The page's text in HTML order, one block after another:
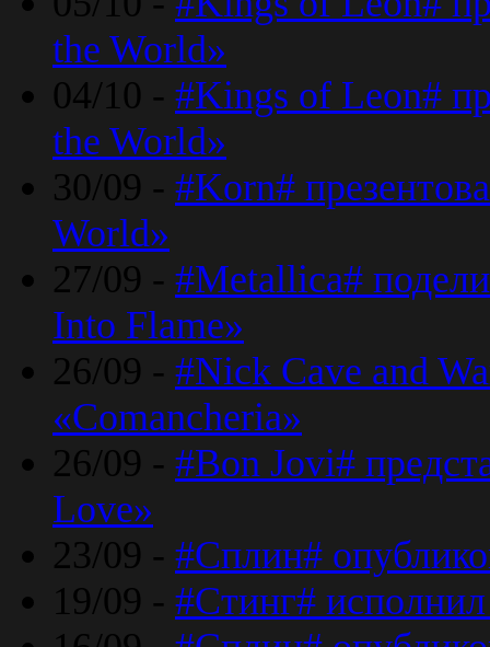
the World»
04/10 - #Kings of Leon#
the World»
30/09 - #Korn#
World»
27/09 - #Metallica#
Into Flame»
26/09 - #Nick Cave and
«Comancheria»
26/09 - #Bon Jovi#
Love»
23/09 - #Сплин#
19/09 - #Стинг#